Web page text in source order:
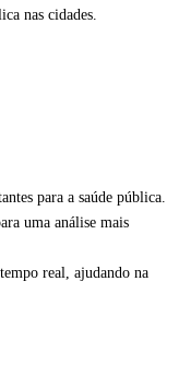
nas cidades.
para a saúde pública.
uma análise mais
real, ajudando na